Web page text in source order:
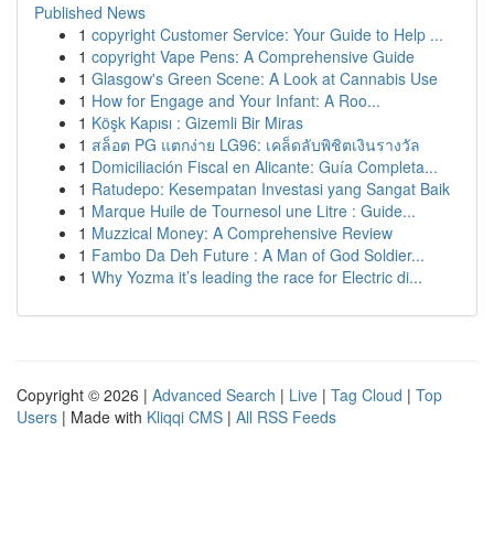
Published News
1 copyright Customer Service: Your Guide to Help ...
1 copyright Vape Pens: A Comprehensive Guide
1 Glasgow's Green Scene: A Look at Cannabis Use
1 How for Engage and Your Infant: A Roo...
1 Köşk Kapısı : Gizemli Bir Miras
1 สล็อต PG แตกง่าย LG96: เคล็ดลับพิชิตเงินรางวัล
1 Domiciliación Fiscal en Alicante: Guía Completa...
1 Ratudepo: Kesempatan Investasi yang Sangat Baik
1 Marque Huile de Tournesol une Litre : Guide...
1 Muzzical Money: A Comprehensive Review
1 Fambo Da Deh Future : A Man of God Soldier...
1 Why Yozma it’s leading the race for Electric di...
Copyright © 2026 | Advanced Search | Live | Tag Cloud | Top
Users | Made with Kliqqi CMS | All RSS Feeds